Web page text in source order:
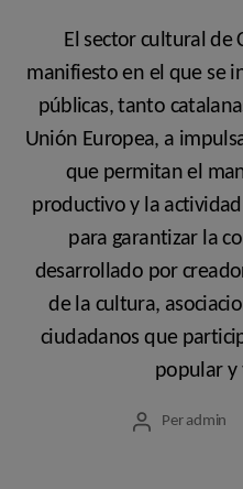
El sector cultural de
manifiesto en el que se
públicas, tanto
Unión Europea, a
que permitan el
productivo y la
para garantizar la
desarrollado por
de la cultura,
ciudadanos que
popular y
Autor
Per admin